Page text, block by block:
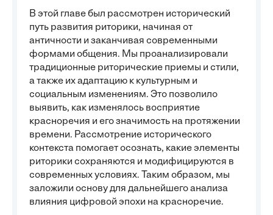
В этой главе был рассмотрен исторический
путь развития риторики, начиная от
античности и заканчивая современными
формами общения. Мы проанализировали
традиционные риторические приемы и стили,
а также их адаптацию к культурным и
социальным изменениям. Это позволило
выявить, как изменялось восприятие
красноречия и его значимость на протяжении
времени. Рассмотрение исторического
контекста помогает осознать, какие элементы
риторики сохраняются и модифицируются в
современных условиях. Таким образом, мы
заложили основу для дальнейшего анализа
влияния цифровой эпохи на красноречие.